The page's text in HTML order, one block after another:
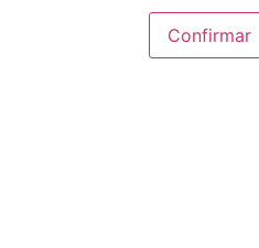
Confirmar